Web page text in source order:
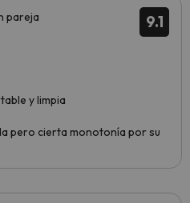
9.1
pareja
y limpia
pero cierta monotonía por su